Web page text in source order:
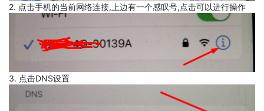
2. 点击手机的当前网络连接,上边有一个感叹号,点击可以进行操作
3. 点击DNS设置